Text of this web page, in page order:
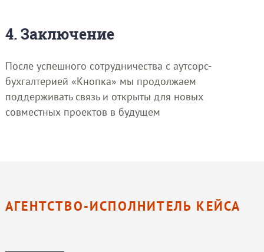
4. Заключение
После успешного сотрудничества с аутсорс-
бухгалтерией «Кнопка» мы продолжаем
поддерживать связь и открыты для новых
совместных проектов в будущем
АГЕНТСТВО-ИСПОЛНИТЕЛЬ КЕЙСА